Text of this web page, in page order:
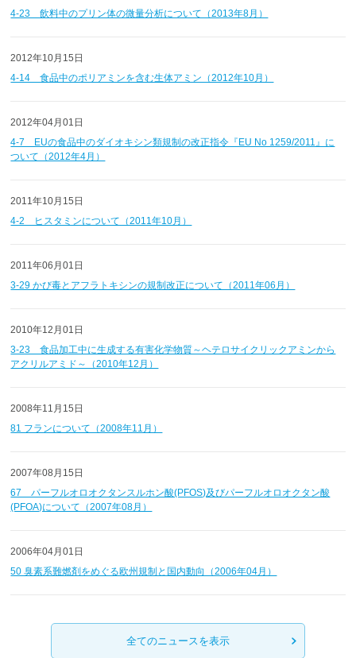
全てのニュースを表示
4-23 飲料中のプリン体の微量分析について（2013年8月）
2012年10月15日
4-14 食品中のポリアミンを含む生体アミン（2012年10月）
2012年04月01日
4-7 EUの食品中のダイオキシン類規制の改正指令『EU No 1259/2011』に
ついて（2012年4月）
2011年10月15日
4-2 ヒスタミンについて（2011年10月）
2011年06月01日
3-29 かび毒とアフラトキシンの規制改正について（2011年06月）
2010年12月01日
3-23 食品加工中に生成する有害化学物質～ヘテロサイクリックアミンから
アクリルアミド～（2010年12月）
2008年11月15日
81 フランについて（2008年11月）
2007年08月15日
67 パーフルオロオクタンスルホン酸(PFOS)及びパーフルオロオクタン酸
(PFOA)について（2007年08月）
2006年04月01日
50 臭素系難燃剤をめぐる欧州規制と国内動向（2006年04月）